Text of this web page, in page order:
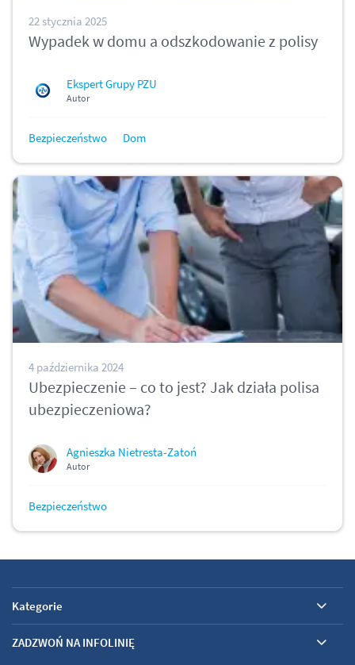
22 stycznia 2025
Wypadek w domu a odszkodowanie z polisy
Ekspert Grupy PZU
Autor
Bezpieczeństwo Dom
4 października 2024
Ubezpieczenie – co to jest? Jak działa polisa
ubezpieczeniowa?
Agnieszka Nietresta-Zatoń
Autor
Bezpieczeństwo
Kategorie
ZADZWOŃ NA INFOLINIĘ